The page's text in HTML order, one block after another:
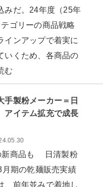
みだ。24年度（25年
ゴリーの商品戦略
インアップで着実に
いくため、各商品の
む
手製粉メーカー＝日
イテム拡充で成長
商品も 日清製粉
期の乾麺販売実績
、前年並みで着地し